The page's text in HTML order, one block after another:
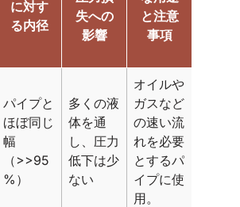
に対す
る内径
失への
影響
と注意
事項
パイプと
ほぼ同じ
幅
（>>95
%）
多くの液
体を通
し、圧力
低下は少
ない
オイルや
ガスなど
の速い流
れを必要
とするパ
イプに使
用。